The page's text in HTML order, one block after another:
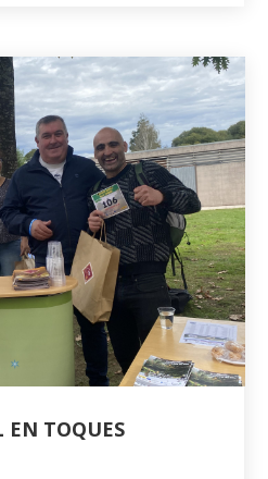
EN TOQUES